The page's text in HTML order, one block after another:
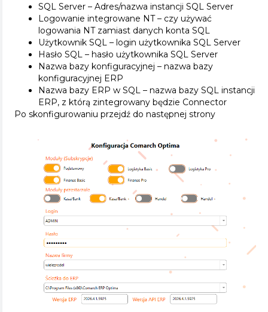
SQL Server – Adres/nazwa instancji SQL Server
Logowanie integrowane NT – czy używać
logowania NT zamiast danych konta SQL
Użytkownik SQL – login użytkownika SQL Server
Hasło SQL – hasło użytkownika SQL Server
Nazwa bazy konfiguracyjnej – nazwa bazy
konfiguracyjnej ERP
Nazwa bazy ERP w SQL – nazwa bazy SQL instancji
ERP, z którą zintegrowany będzie Connector
Po skonfigurowaniu przejdź do następnej strony